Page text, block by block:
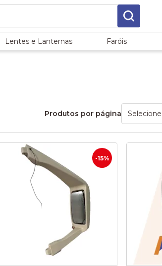
Lentes e Lanternas Faróis
Produtos por página
-15%